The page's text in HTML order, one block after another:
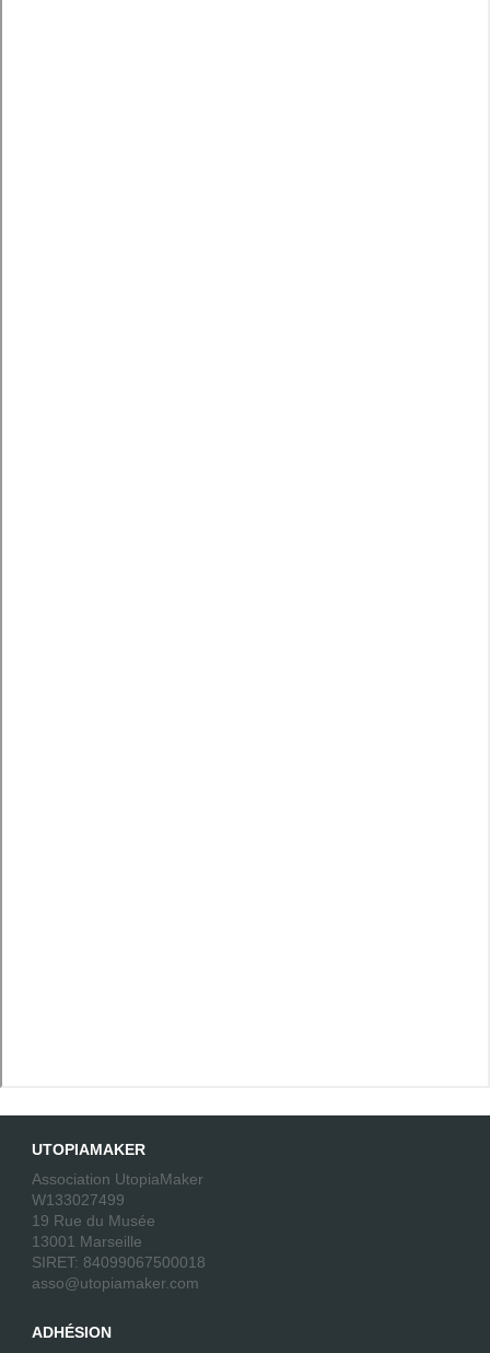
UTOPIAMAKER
Association UtopiaMaker
W133027499
19 Rue du Musée
13001 Marseille
SIRET: 84099067500018
asso@utopiamaker.com
ADHÉSION